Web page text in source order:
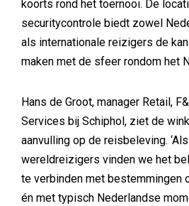
koorts rond het toernooi. De
securitycontrole biedt zowel
als internationale reizigers de
maken met de sfeer rondom het
Hans de Groot, manager Retail,
Services bij Schiphol, ziet de
aanvulling op de reisbeleving.
wereldreizigers vinden we het
te verbinden met bestemmingen
én met typisch Nederlandse